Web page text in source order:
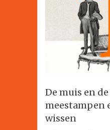
De muis en
meestampen
wissen